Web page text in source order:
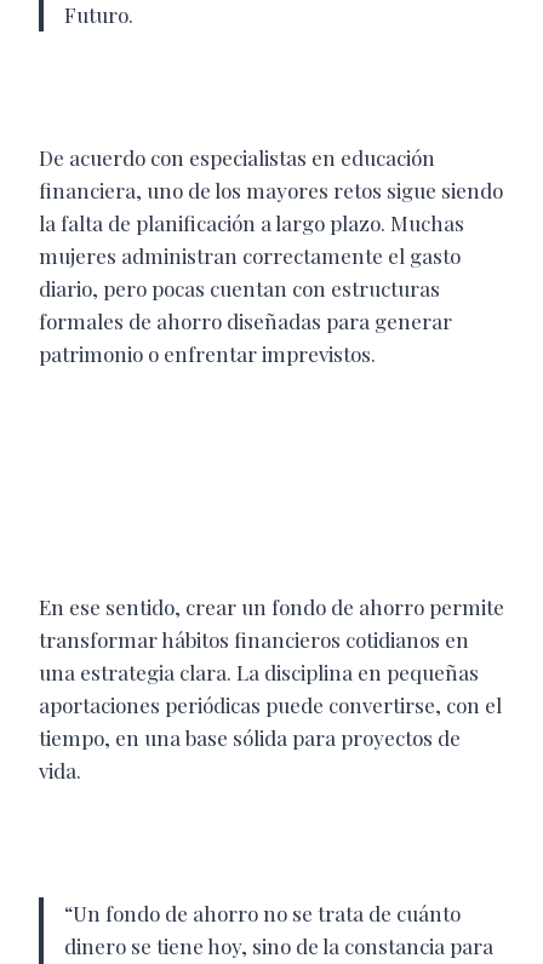
Futuro.
De acuerdo con especialistas en educación
financiera, uno de los mayores retos sigue siendo
la falta de planificación a largo plazo. Muchas
mujeres administran correctamente el gasto
diario, pero pocas cuentan con estructuras
formales de ahorro diseñadas para generar
patrimonio o enfrentar imprevistos.
En ese sentido, crear un fondo de ahorro permite
transformar hábitos financieros cotidianos en
una estrategia clara. La disciplina en pequeñas
aportaciones periódicas puede convertirse, con el
tiempo, en una base sólida para proyectos de
vida.
“Un fondo de ahorro no se trata de cuánto
dinero se tiene hoy, sino de la constancia para